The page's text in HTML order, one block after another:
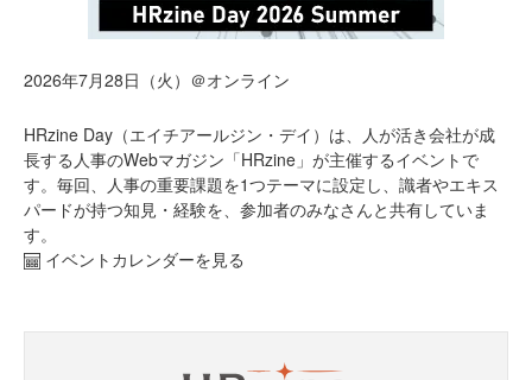
2026年7月28日（火）＠オンライン
HRzine Day（エイチアールジン・デイ）は、人が活き会社が成
長する人事のWebマガジン「HRzine」が主催するイベントで
す。毎回、人事の重要課題を1つテーマに設定し、識者やエキス
パードが持つ知見・経験を、参加者のみなさんと共有していま
す。
イベントカレンダーを見る